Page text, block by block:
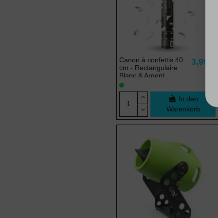
Canon à confettis 40
cm - Rectangulaire
Blanc & Argent
3,99 €
In den
Warenkorb